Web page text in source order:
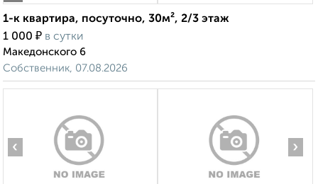
1-к квартира, посуточно, 30м², 2/3 этаж
1 000 ₽ в сутки
Македонского 6
Собственник, 07.08.2026
‹ ›